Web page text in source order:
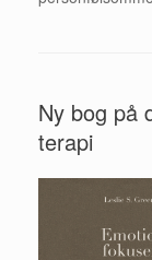
Ny bog på
terapi